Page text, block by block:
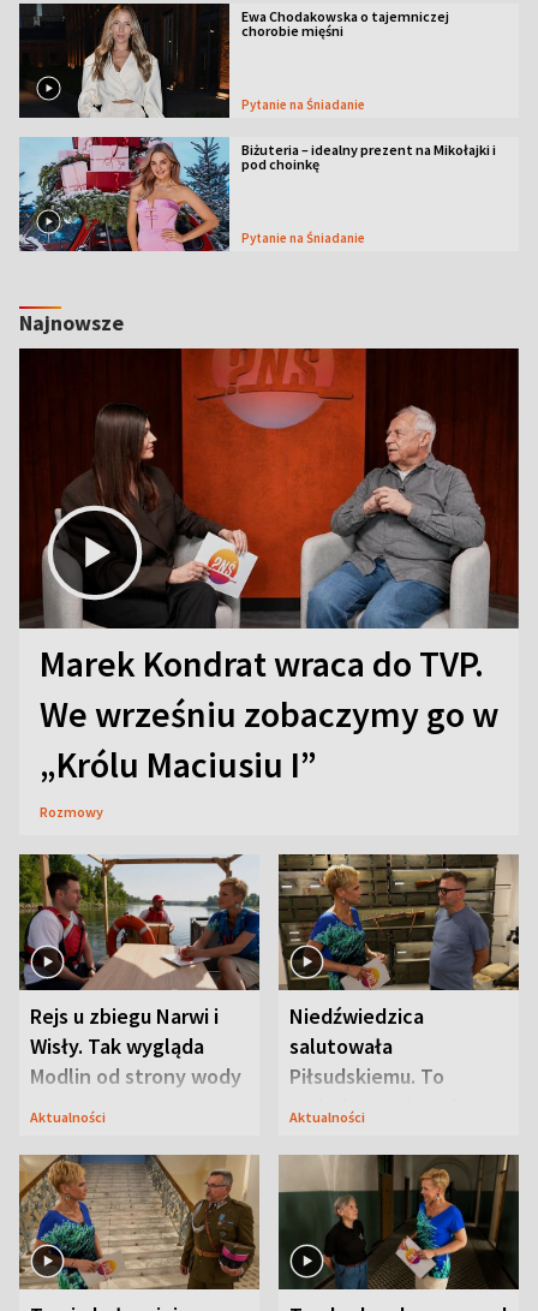
Ewa Chodakowska o tajemniczej
chorobie mięśni
Pytanie na Śniadanie
Biżuteria – idealny prezent na Mikołajki i
pod choinkę
Pytanie na Śniadanie
Najnowsze
Marek Kondrat wraca do TVP.
We wrześniu zobaczymy go w
„Królu Maciusiu I”
Rozmowy
Rejs u zbiegu Narwi i
Wisły. Tak wygląda
Modlin od strony wody
Aktualności
Niedźwiedzica
salutowała
Piłsudskiemu. To
niejedyna tajemnica
Aktualności